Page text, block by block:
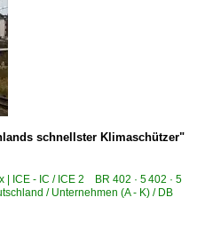
schnellster Klimaschützer"
| ICE - IC / ICE 2 BR 402 · 5 402 · 5
/ Unternehmen (A - K) / DB